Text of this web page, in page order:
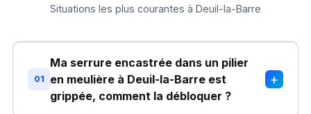
Situations les plus courantes à Deuil-la-Barre
01
Ma serrure encastrée dans un pilier
en meulière à Deuil-la-Barre est
grippée, comment la débloquer ?
+